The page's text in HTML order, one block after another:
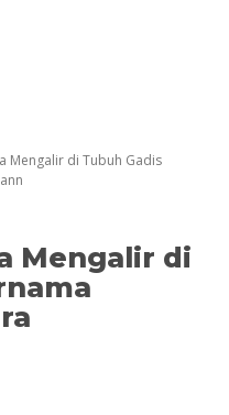
Mengalir di Tubuh Gadis
Mengalir di